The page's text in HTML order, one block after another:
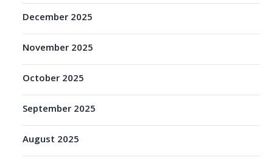
December 2025
November 2025
October 2025
September 2025
August 2025